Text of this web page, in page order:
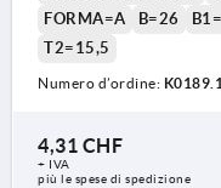
FORMA=A
B=26
T2=15,5
Numero d’ordine:
4,31 CHF
+ IVA
più le spese di spedizione